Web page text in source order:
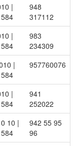
|
948
317112
|
983
234309
|
957760076
|
941
252022
10 |
942 55 95
96